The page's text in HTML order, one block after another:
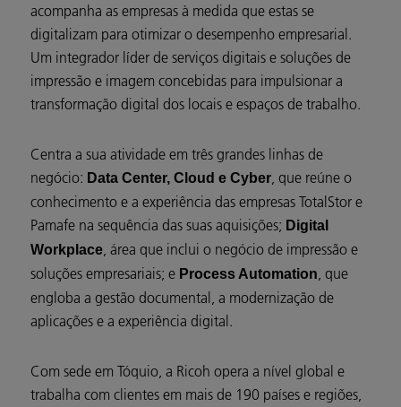
acompanha as empresas à medida que estas se
digitalizam para otimizar o desempenho empresarial.
Um integrador líder de serviços digitais e soluções de
impressão e imagem concebidas para impulsionar a
transformação digital dos locais e espaços de trabalho.
Centra a sua atividade em três grandes linhas de
negócio: Data Center, Cloud e Cyber , que reúne o
conhecimento e a experiência das empresas TotalStor e
Pamafe na sequência das suas aquisições; Digital
Workplace , área que inclui o negócio de impressão e
soluções empresariais; e Process Automation , que
engloba a gestão documental, a modernização de
aplicações e a experiência digital.
Com sede em Tóquio, a Ricoh opera a nível global e
trabalha com clientes em mais de 190 países e regiões,